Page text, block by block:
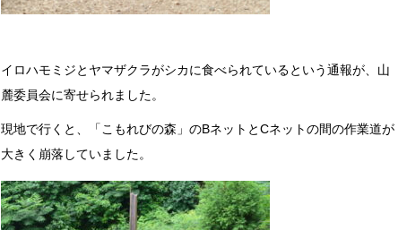
イロハモミジとヤマザクラがシカに食べられているという通報が、山
麓委員会に寄せられました。
現地で行くと、「こもれびの森」のBネットとCネットの間の作業道が
大きく崩落していました。